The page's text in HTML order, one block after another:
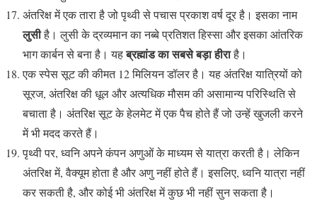
अंतरिक्ष में एक तारा है जो पृथ्वी से पचास प्रकाश वर्ष दूर है। इसका नाम
लुसीहै। लुसी के द्रव्यमान का नब्बे प्रतिशत हिस्सा और इसका आंतरिक
भाग कार्बन से बना है। यहब्रह्मांड का सबसे बड़ा हीराहै।
एक स्पेस सूट की कीमत 12 मिलियन डॉलर है। यह अंतरिक्ष यात्रियों को
सूरज, अंतरिक्ष की धूल और अत्यधिक मौसम की असामान्य परिस्थिति से
बचाता है। अंतरिक्ष सूट के हेलमेट में एक पैच होते हैं जो उन्हें खुजली करने
में भी मदद करते हैं।
पृथ्वी पर, ध्वनि अपने कंपन अणुओं के माध्यम से यात्रा करती है। लेकिन
अंतरिक्ष में, वैक्यूम होता है और अणु नहीं होते हैं। इसलिए, ध्वनि यात्रा नहीं
कर सकती है, और कोई भी अंतरिक्ष में कुछ भी नहीं सुन सकता है।